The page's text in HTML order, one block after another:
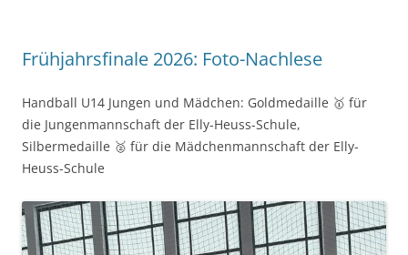
Frühjahrsfinale 2026: Foto-Nachlese
Handball U14 Jungen und Mädchen: Goldmedaille 🥇 für
die Jungenmannschaft der Elly-Heuss-Schule,
Silbermedaille 🥈 für die Mädchenmannschaft der Elly-
Heuss-Schule